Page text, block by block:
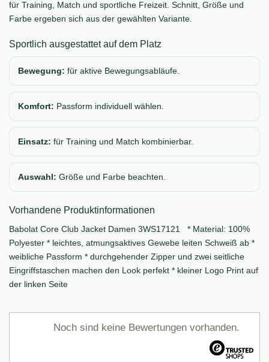
für Training, Match und sportliche Freizeit. Schnitt, Größe und
Farbe ergeben sich aus der gewählten Variante.
Sportlich ausgestattet auf dem Platz
Bewegung: für aktive Bewegungsabläufe.
Komfort: Passform individuell wählen.
Einsatz: für Training und Match kombinierbar.
Auswahl: Größe und Farbe beachten.
Vorhandene Produktinformationen
Babolat Core Club Jacket Damen 3WS17121 * Material: 100%
Polyester * leichtes, atmungsaktives Gewebe leiten Schweiß ab *
weibliche Passform * durchgehender Zipper und zwei seitliche
Eingriffstaschen machen den Look perfekt * kleiner Logo Print auf
der linken Seite
Noch sind keine Bewertungen vorhanden.